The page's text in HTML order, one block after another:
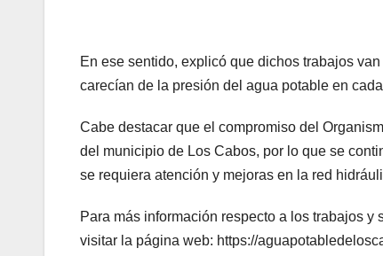
En ese sentido, explicó que dichos trabajos
carecían de la presión del agua potable en
Cabe destacar que el compromiso del
del municipio de Los Cabos, por lo que se
se requiera atención y mejoras en la red
Para más información respecto a los trabajos
visitar la página web: https://